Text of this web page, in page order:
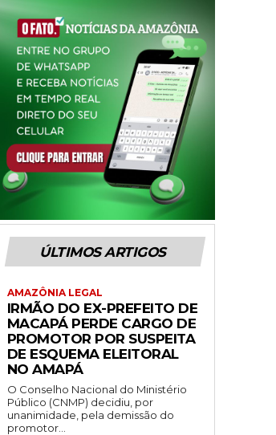
ÚLTIMOS ARTIGOS
AMAZÔNIA LEGAL
IRMÃO DO EX-PREFEITO DE
MACAPÁ PERDE CARGO DE
PROMOTOR POR SUSPEITA
DE ESQUEMA ELEITORAL
NO AMAPÁ
O Conselho Nacional do Ministério
Público (CNMP) decidiu, por
unanimidade, pela demissão do
promotor...